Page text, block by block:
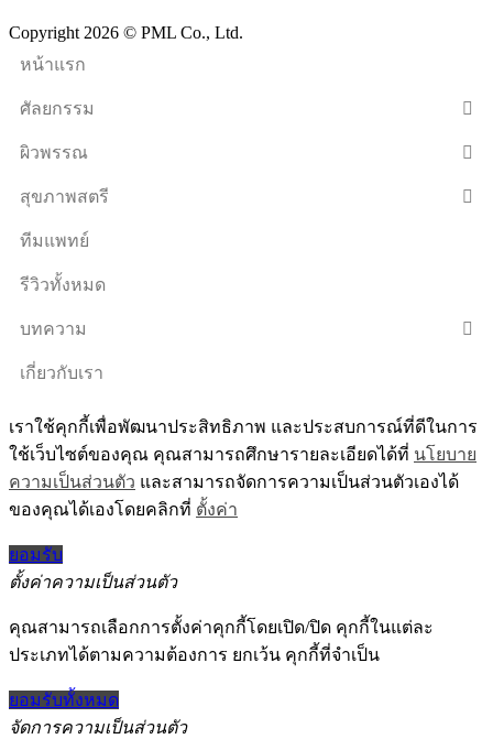
Copyright 2026 © PML Co., Ltd.
หน้าแรก
ศัลยกรรม
ผิวพรรณ
สุขภาพสตรี
ทีมแพทย์
รีวิวทั้งหมด
บทความ
เกี่ยวกับเรา
เราใช้คุกกี้เพื่อพัฒนาประสิทธิภาพ และประสบการณ์ที่ดีในการ
ใช้เว็บไซต์ของคุณ คุณสามารถศึกษารายละเอียดได้ที่ นโยบาย
ความเป็นส่วนตัว และสามารถจัดการความเป็นส่วนตัวเองได้
ของคุณได้เองโดยคลิกที่ ตั้งค่า
ยอมรับ
ตั้งค่าความเป็นส่วนตัว
คุณสามารถเลือกการตั้งค่าคุกกี้โดยเปิด/ปิด คุกกี้ในแต่ละ
ประเภทได้ตามความต้องการ ยกเว้น คุกกี้ที่จำเป็น
ยอมรับทั้งหมด
จัดการความเป็นส่วนตัว